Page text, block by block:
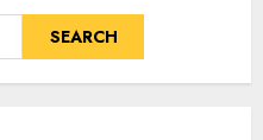
SEARCH